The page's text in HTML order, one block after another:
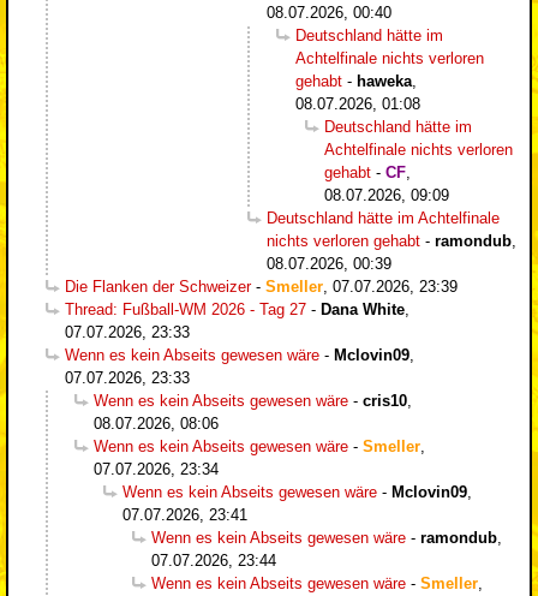
08.07.2026, 00:40
Deutschland hätte im
Achtelfinale nichts verloren
gehabt - haweka,
08.07.2026, 01:08
Deutschland hätte im
Achtelfinale nichts verloren
gehabt - CF,
08.07.2026, 09:09
Deutschland hätte im Achtelfinale
nichts verloren gehabt - ramondub,
08.07.2026, 00:39
Die Flanken der Schweizer- Smeller, 07.07.2026, 23:39
Thread: Fußball-WM 2026 - Tag 27 - Dana White,
07.07.2026, 23:33
Wenn es kein Abseits gewesen wäre - Mclovin09,
07.07.2026, 23:33
Wenn es kein Abseits gewesen wäre - cris10,
08.07.2026, 08:06
Wenn es kein Abseits gewesen wäre - Smeller,
07.07.2026, 23:34
Wenn es kein Abseits gewesen wäre - Mclovin09,
07.07.2026, 23:41
Wenn es kein Abseits gewesen wäre - ramondub,
07.07.2026, 23:44
Wenn es kein Abseits gewesen wäre - Smeller,